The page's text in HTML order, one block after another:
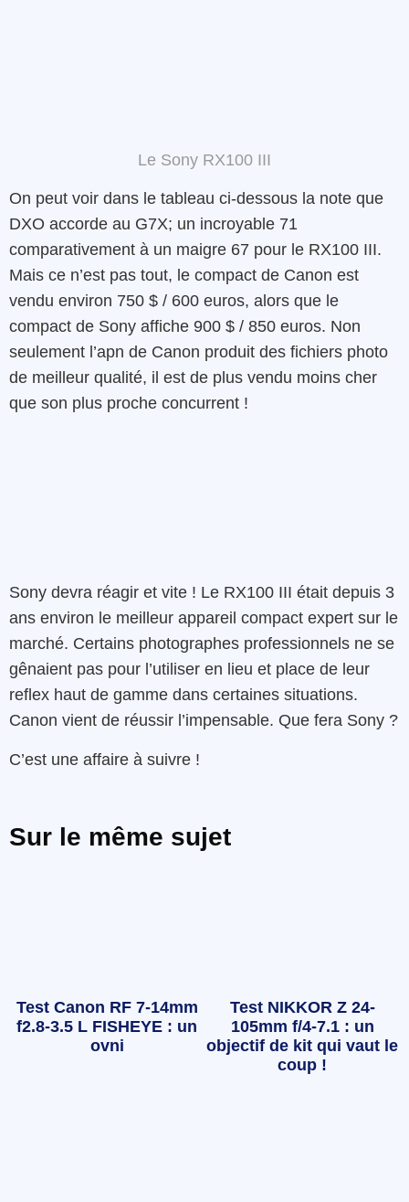
Le Sony RX100 III
On peut voir dans le tableau ci-dessous la note que
DXO accorde au G7X; un incroyable 71
comparativement à un maigre 67 pour le RX100 III.
Mais ce n’est pas tout, le compact de Canon est
vendu environ 750 $ / 600 euros, alors que le
compact de Sony affiche 900 $ / 850 euros. Non
seulement l’apn de Canon produit des fichiers photo
de meilleur qualité, il est de plus vendu moins cher
que son plus proche concurrent !
Sony devra réagir et vite ! Le RX100 III était depuis 3
ans environ le meilleur appareil compact expert sur le
marché. Certains photographes professionnels ne se
gênaient pas pour l’utiliser en lieu et place de leur
reflex haut de gamme dans certaines situations.
Canon vient de réussir l’impensable. Que fera Sony ?
C’est une affaire à suivre !
Sur le même sujet
Test Canon RF 7-14mm
f2.8-3.5 L FISHEYE : un
ovni
Test NIKKOR Z 24-
105mm f/4-7.1 : un
objectif de kit qui vaut le
coup !